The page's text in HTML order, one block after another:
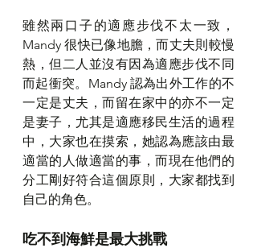
雖然兩口子的適應步伐不太一致，
Mandy 很快已像地膽，而丈夫則較慢
熱，但二人並沒有因為適應步伐不同
而起衝突。Mandy 認為出外工作的不
一定是丈夫，而留在家中的亦不一定
是妻子，尤其是適應移民生活的過程
中，大家也在摸索，她認為應該由最
適當的人做適當的事，而現在他們的
分工剛好符合這個原則，大家都找到
自己的角色。
吃不到海鮮是最大挑戰